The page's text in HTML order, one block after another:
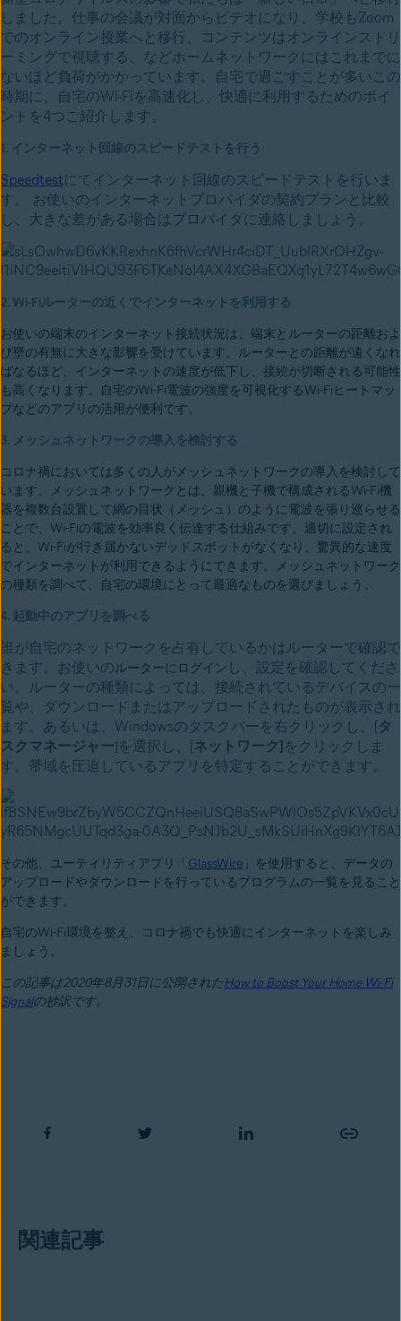
しました。仕事の会議が対面からビデオになり、学校もZoom
でのオンライン授業へと移行、コンテンツはオンラインストリ
ーミングで視聴する、などホームネットワークにはこれまでに
ないほど負荷がかかっています。
自宅で過ごすことが多いこの
時期に、自宅のWi-Fiを高速化し、快適に利用するためのポイ
ントを4つご紹介します。
1. インターネット回線のスピードテストを行う
Speedtestにてインターネット回線のスピードテストを行いま
す。 お使いのインターネットプロバイダの契約プランと比較
し、大きな差がある場合はプロバイダに連絡しましょう。
2. Wi-Fiルーターの近くでインターネットを利用する
お使いの端末のインターネット接続状況は、端末とルーターの距離およ
び壁の有無に大きな影響を受けています。ルーターとの距離が遠くなれ
ばなるほど、インターネットの速度が低下し、接続が切断される可能性
も高くなります。自宅のWi-Fi電波の強度を可視化するWi-Fiヒートマッ
プなどのアプリの活用が便利です。
3. メッシュネットワークの導入を検討する
コロナ禍においては多くの人がメッシュネットワークの導入を検討して
います。メッシュネットワークとは、 親機と子機で構成されるWi-Fi機
器を複数台設置して網の目状（ メッシュ ）のように電波を張り巡らせる
ことで、Wi-Fiの電波を効率良く伝達する仕組みです。適切に設定され
ると、 Wi-Fiが行き届かないデッドスポットがなくなり、驚異的な速度
でインターネットが利用できるようにできます。
メッシュネットワーク
の種類を調べて、自宅の環境にとって最適なものを選びましょう。
4. 起動中のアプリを調べる
誰が自宅のネットワークを占有しているかはルーターで確認で
きます。お使いのルーターにログイン し、設定を確認してくださ
い。ルーターの種類によっては、接続されているデバイスの一
覧や、ダウンロードまたはアップロードされたものが表示され
ます。あるいは、Windowsのタスクバーを右クリックし、[タ
スクマネージャー]を選択し、[ネットワーク]をクリックしま
す。帯域を圧迫しているアプリを特定することができます。
その他、ユーティリティアプリ「 GlassWire 」を使用すると、データの
アップロードやダウンロードを行っているプログラムの一覧を見ること
ができます。
自宅のWi-Fi環境を整え、コロナ禍でも快適にインターネットを楽しみ
ましょう。
この記事は2020年8月31日に公開されたHow to Boost Your Home Wi-Fi
Signalの抄訳です。
関連記事